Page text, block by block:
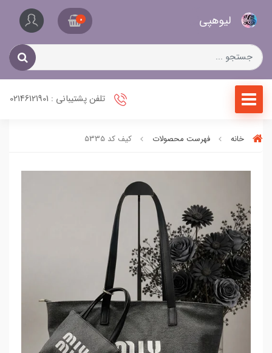
لیو‌هپی 0
تلفن پشتیبانی : 02146121901
خانه فهرست محصولات کیف کد 5335